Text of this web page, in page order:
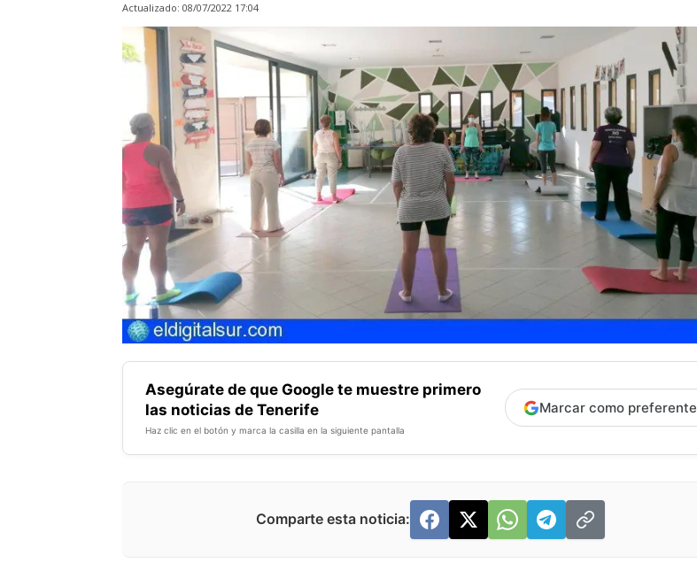
Actualizado: 08/07/2022 17:04
Asegúrate de que Google te muestre primero
las noticias de Tenerife
Haz clic en el botón y marca la casilla en la siguiente pantalla
Marcar como preferente
Comparte esta noticia: